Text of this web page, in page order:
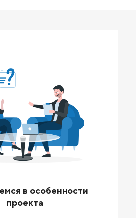
в особенности
проекта